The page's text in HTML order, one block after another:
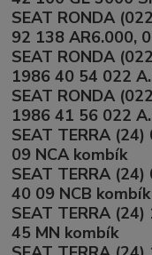
SEAT RONDA
92 138 AR6.000,
SEAT RONDA
1986 40 54 022
SEAT RONDA
1986 41 56 022
SEAT TERRA
09 NCA kombík
SEAT TERRA
40 09 NCB kombík
SEAT TERRA
45 MN kombík